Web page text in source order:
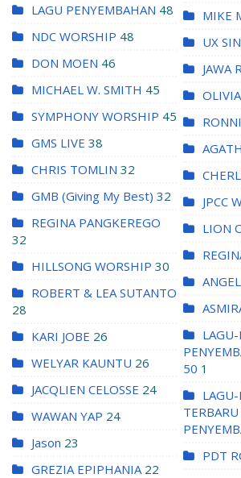
LAGU PENYEMBAHAN 48
NDC WORSHIP 48
DON MOEN 46
MICHAEL W. SMITH 45
SYMPHONY WORSHIP 45
GMS LIVE 38
CHRIS TOMLIN 32
GMB (Giving My Best) 32
REGINA PANGKEREGO
32
HILLSONG WORSHIP 30
ROBERT & LEA SUTANTO
28
KARI JOBE 26
WELYAR KAUNTU 26
JACQLIEN CELOSSE 24
WAWAN YAP 24
Jason 23
GREZIA EPIPHANIA 22
MIKE
UX
JAWA
OLIVIA
JPCC
LION
50 1
PDT